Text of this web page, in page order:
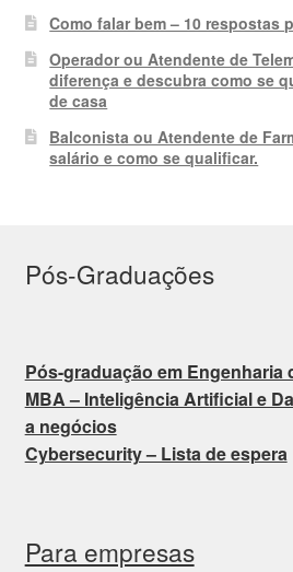
Como falar bem – 10 respostas
Operador ou Atendente de
diferença e descubra como se
de casa
Balconista ou Atendente de
salário e como se qualificar.
Pós-Graduações
Pós-graduação em Engenharia
MBA – Inteligência Artificial e
a negócios
Cybersecurity – Lista de espera
Para empresas